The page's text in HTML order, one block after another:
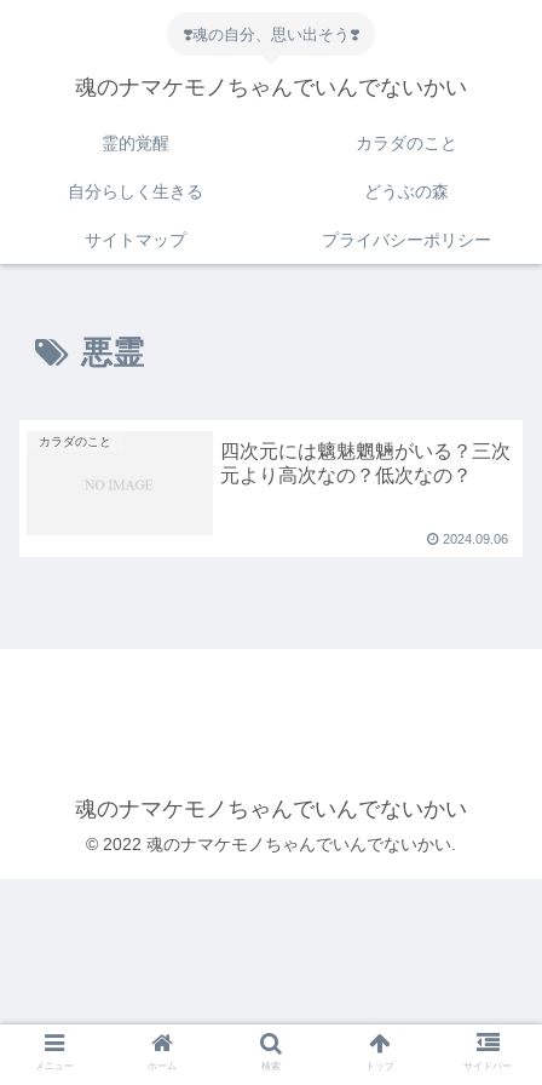
❣️魂の自分、思い出そう❣️
魂のナマケモノちゃんでいんでないかい
霊的覚醒 カラダのこと
自分らしく生きる どうぶの森
サイトマップ プライバシーポリシー
悪霊
カラダのこと
四次元には魑魅魍魎がいる？三次
元より高次なの？低次なの？
2024.09.06
魂のナマケモノちゃんでいんでないかい
© 2022 魂のナマケモノちゃんでいんでないかい.
メニュー ホーム 検索 トップ サイドバー